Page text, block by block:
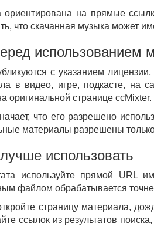
ориентирована на прямые
что скачанная музыка может
использованием
с указанием
в видео, игре, подкасте, на
оригинальной странице ccMixter.
что его разрешено
материалы разрешены
использовать
используйте прямой URL
файлом обрабатывается
страницу материала,
ссылок из результатов